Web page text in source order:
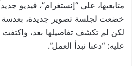
متابعيها، على “إنستغرام”، فيديو
خضعت لجلسة تصوير جديدة،
لكن لم تكشف تفاصيلها بعد، واكتفت
عليه: “دعنا نبدأ العمل”.